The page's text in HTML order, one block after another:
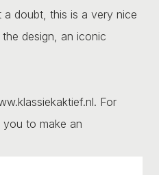
doubt, this is a very nice
design, an iconic
For
to make an